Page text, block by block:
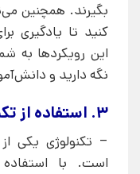
بگیرند. همچنین
کنید تا یادگیری
این رویکردها به
نگه دارید و
3. استفاده از تکنولوژی در کلاس
– تکنولوژی یکی
است. با استفاده